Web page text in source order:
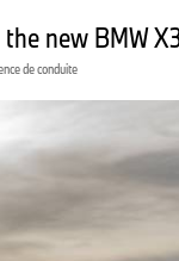
the new BMW
de conduite